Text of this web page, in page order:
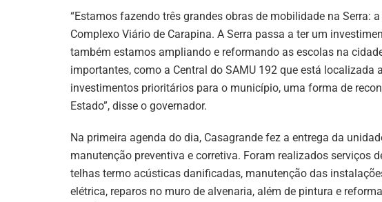
“Estamos fazendo três grandes obras de mobilidade na Serra:
Complexo Viário de Carapina. A Serra passa a ter um
também estamos ampliando e reformando as escolas na
importantes, como a Central do SAMU 192 que está
investimentos prioritários para o município, uma forma de
Estado”, disse o governador.
Na primeira agenda do dia, Casagrande fez a entrega da
manutenção preventiva e corretiva. Foram realizados serviços
telhas termo acústicas danificadas, manutenção das
elétrica, reparos no muro de alvenaria, além de pintura e